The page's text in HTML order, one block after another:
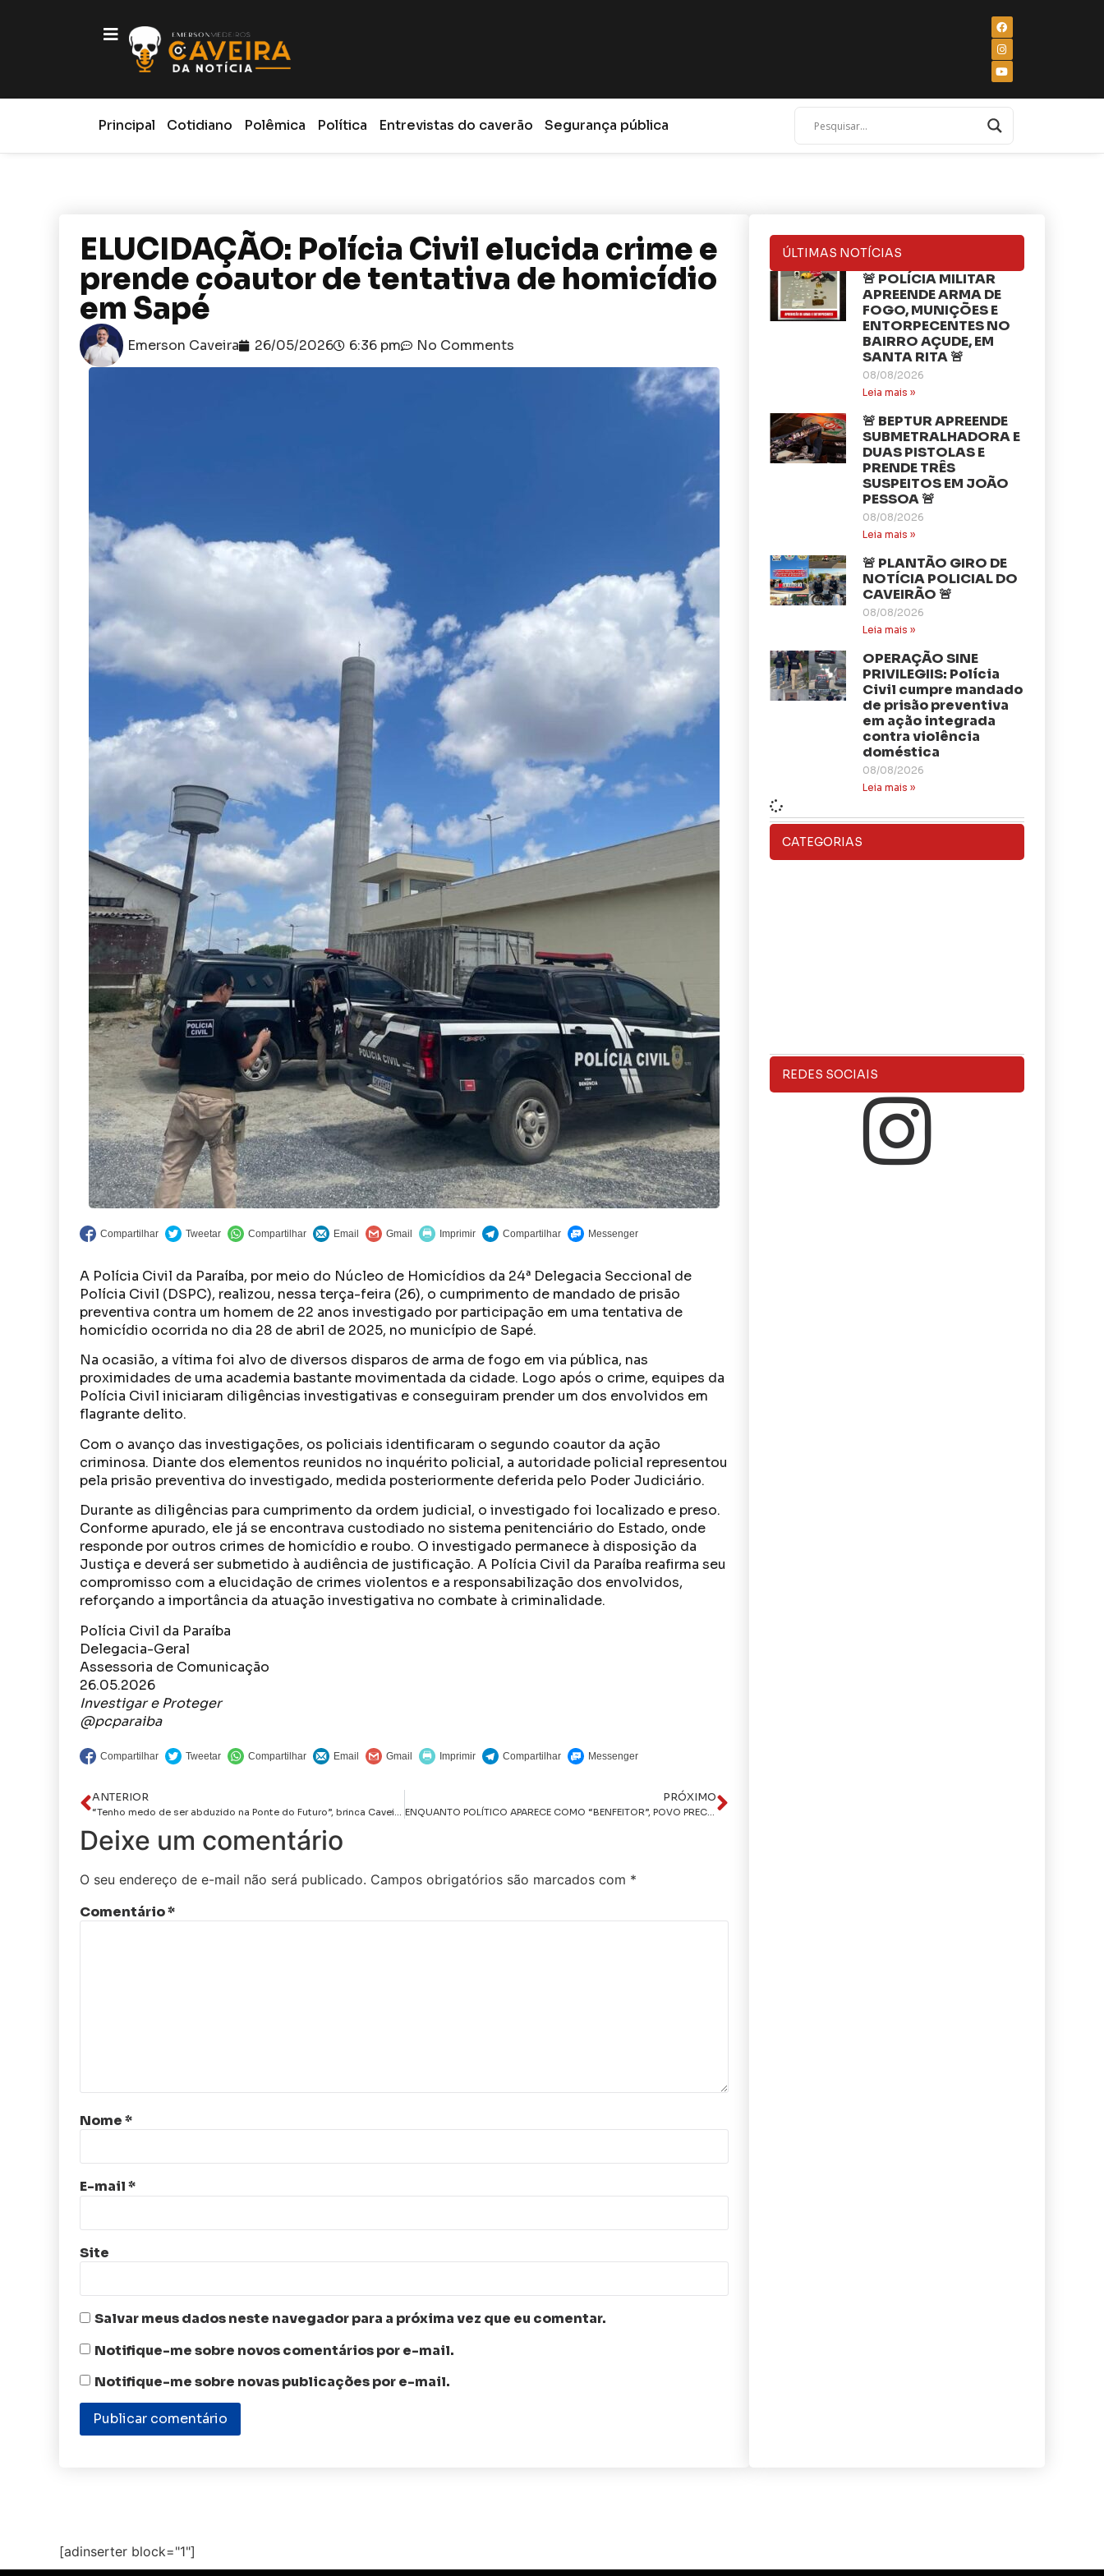
Principal Cotidiano Polêmica Política Entrevistas do caverão Segurança pública
ELUCIDAÇÃO: Polícia Civil elucida crime e
prende coautor de tentativa de homicídio
em Sapé
Emerson Caveira 26/05/2026 6:36 pm No Comments
A Polícia Civil da Paraíba, por meio do Núcleo de Homicídios da 24ª Delegacia Seccional de
Polícia Civil (DSPC), realizou, nessa terça-feira (26), o cumprimento de mandado de prisão
preventiva contra um homem de 22 anos investigado por participação em uma tentativa de
homicídio ocorrida no dia 28 de abril de 2025, no município de Sapé.
Na ocasião, a vítima foi alvo de diversos disparos de arma de fogo em via pública, nas
proximidades de uma academia bastante movimentada da cidade. Logo após o crime, equipes da
Polícia Civil iniciaram diligências investigativas e conseguiram prender um dos envolvidos em
flagrante delito.
Com o avanço das investigações, os policiais identificaram o segundo coautor da ação
criminosa. Diante dos elementos reunidos no inquérito policial, a autoridade policial representou
pela prisão preventiva do investigado, medida posteriormente deferida pelo Poder Judiciário.
Durante as diligências para cumprimento da ordem judicial, o investigado foi localizado e preso.
Conforme apurado, ele já se encontrava custodiado no sistema penitenciário do Estado, onde
responde por outros crimes de homicídio e roubo. O investigado permanece à disposição da
Justiça e deverá ser submetido à audiência de justificação. A Polícia Civil da Paraíba reafirma seu
compromisso com a elucidação de crimes violentos e a responsabilização dos envolvidos,
reforçando a importância da atuação investigativa no combate à criminalidade.
Polícia Civil da Paraíba
Delegacia-Geral
Assessoria de Comunicação
26.05.2026
Investigar e Proteger
@pcparaiba
ANTERIOR PRÓXIMO
ENQUANTO POLÍTICO APARECE COMO “BENFEITOR”, POVO PRECISA ENTENDER: EMENDA PARLAMENTAR É DINHEIRO PÚBLICO
Deixe um comentário
O seu endereço de e-mail não será publicado. Campos obrigatórios são marcados com *
Comentário*
Nome*
E-mail*
Site
Salvar meus dados neste navegador para a próxima vez que eu comentar.
Notifique-me sobre novos comentários por e-mail.
Notifique-me sobre novas publicações por e-mail.
ÚLTIMAS NOTÍCIAS
🚨 POLÍCIA MILITAR
APREENDE ARMA DE
FOGO, MUNIÇÕES E
ENTORPECENTES NO
BAIRRO AÇUDE, EM
SANTA RITA 🚨
08/08/2026
Leia mais »
🚨 BEPTUR APREENDE
SUBMETRALHADORA E
DUAS PISTOLAS E
PRENDE TRÊS
SUSPEITOS EM JOÃO
PESSOA 🚨
08/08/2026
Leia mais »
🚨 PLANTÃO GIRO DE
NOTÍCIA POLICIAL DO
CAVEIRÃO 🚨
08/08/2026
Leia mais »
OPERAÇÃO SINE
PRIVILEGIIS: Polícia
Civil cumpre mandado
de prisão preventiva
em ação integrada
contra violência
doméstica
08/08/2026
Leia mais »
CATEGORIAS
REDES SOCIAIS
[adinserter block="1"]